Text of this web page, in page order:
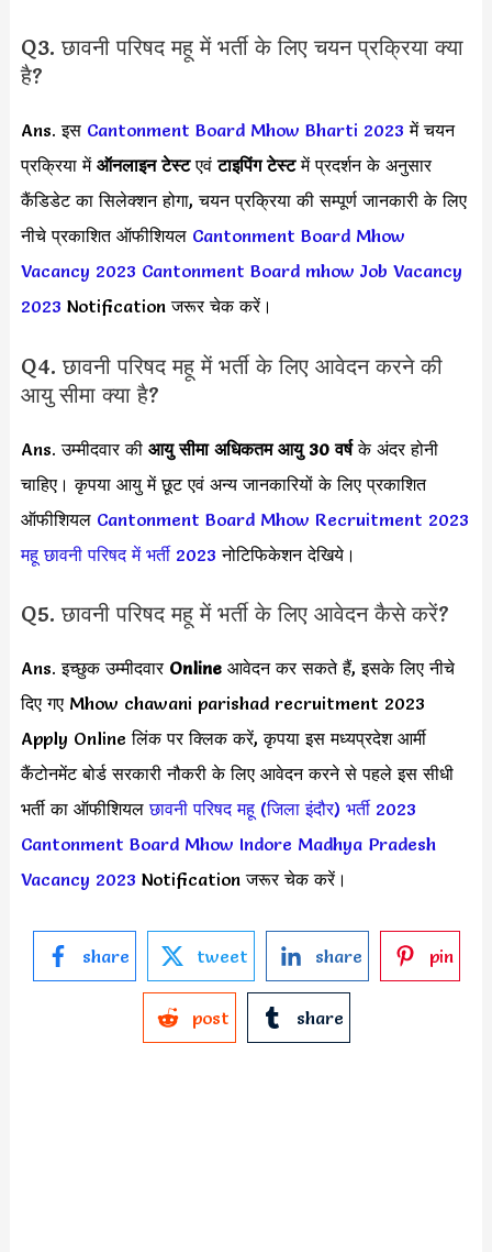
Q3. छावनी परिषद महू में भर्ती के लिए चयन प्रक्रिया क्या
है?
Ans. इस Cantonment Board Mhow Bharti 2023 में चयन
प्रक्रिया में ऑनलाइन टेस्टएवंटाइपिंग टेस्टमें प्रदर्शन के अनुसार
कैंडिडेट का सिलेक्शन होगा, चयन प्रक्रिया की सम्पूर्ण जानकारी के लिए
नीचे प्रकाशित ऑफीशियल Cantonment Board Mhow
Vacancy 2023 Cantonment Board mhow Job Vacancy
2023 Notification जरूर चेक करें।
Q4. छावनी परिषद महू में भर्ती के लिए आवेदन करने की
आयु सीमा क्या है?
Ans. उम्मीदवार की आयु सीमा अधिकतम आयु 30 वर्षके अंदर होनी
चाहिए। कृपया आयु में छूट एवं अन्य जानकारियों के लिए प्रकाशित
ऑफीशियल Cantonment Board Mhow Recruitment 2023
महू छावनी परिषद में भर्ती 2023 नोटिफिकेशन देखिये।
Q5. छावनी परिषद महू में भर्ती के लिए आवेदन कैसे करें?
Ans. इच्छुक उम्मीदवार Online आवेदन कर सकते हैं, इसके लिए नीचे
दिए गए Mhow chawani parishad recruitment 2023
Apply Online लिंक पर क्लिक करें, कृपया इस मध्यप्रदेश आर्मी
कैंटोनमेंट बोर्ड सरकारी नौकरी के लिए आवेदन करने से पहले इस सीधी
भर्ती का ऑफीशियलछावनी परिषद महू (जिला इंदौर) भर्ती 2023
Cantonment Board Mhow Indore Madhya Pradesh
Vacancy 2023 Notification जरूर चेक करें।
share tweet share pin
post share